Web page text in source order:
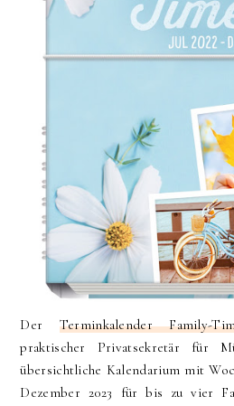
Der Terminkalender Family-
praktischer Privatsekretär für
übersichtliche Kalendarium mit
Dezember 2023 für bis zu vier